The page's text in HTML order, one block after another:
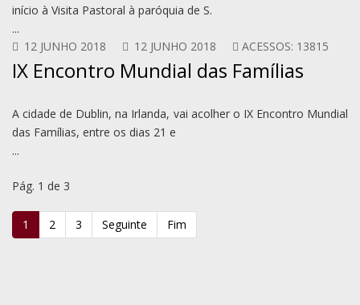
início à Visita Pastoral à paróquia de S.
...
12 JUNHO 2018
12 JUNHO 2018 ACESSOS: 13815
IX Encontro Mundial das Famílias
A cidade de Dublin, na Irlanda, vai acolher o IX Encontro Mundial
das Famílias, entre os dias 21 e
...
Pág. 1 de 3
1 2 3 Seguinte Fim